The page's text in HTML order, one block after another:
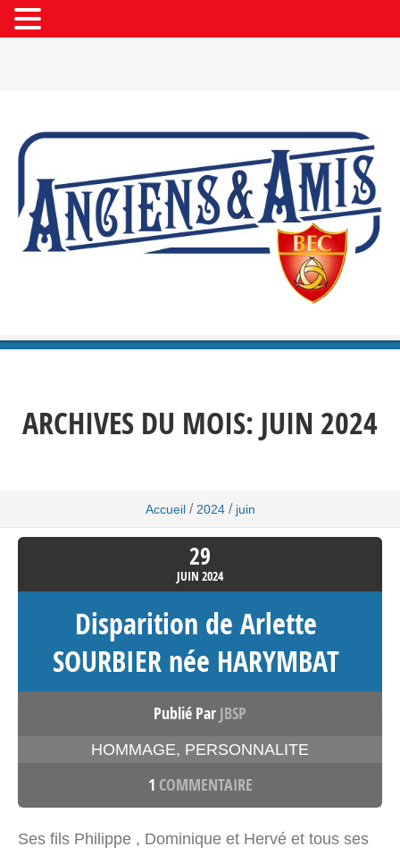
ARCHIVES DU MOIS: JUIN 2024
Accueil / 2024 / juin
29
JUIN 2024
Disparition de Arlette
SOURBIER née HARYMBAT
Publié Par JBSP
HOMMAGE, PERSONNALITE
1 COMMENTAIRE
Ses fils Philippe , Dominique et Hervé et tous ses